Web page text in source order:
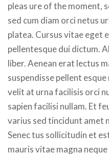
pleas ure of the moment,
sed cum diam orci netus
platea. Cursus vitae eget
pellentesque dui dictum.
liber. Aenean erat lectus
suspendisse pellent esque
velit at urna facilisis orci
sapien facilisi nullam. Et
varius sed tincidunt amet
Senec tus sollicitudin et
mauris vitae magna